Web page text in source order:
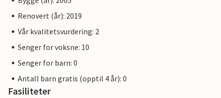
Renovert (år): 2019
Vår kvalitetsvurdering: 2
Senger for voksne: 10
Senger for barn: 0
Antall barn gratis (opptil 4 år): 0
Fasiliteter